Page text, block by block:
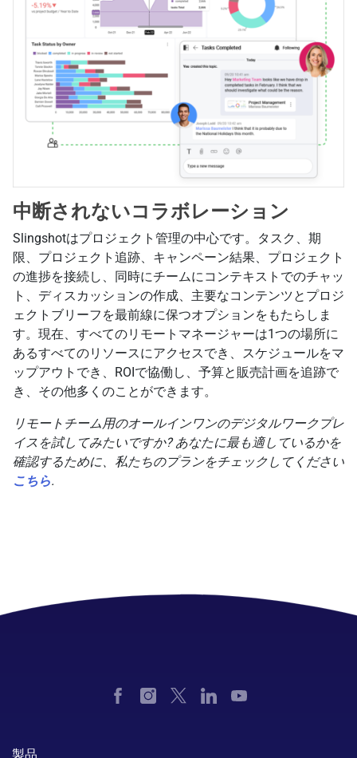
中断されないコラボレーション
Slingshotはプロジェクト管理の中心です。タスク、期
限、プロジェクト追跡、キャンペーン結果、プロジェクト
の進捗を接続し、同時にチームにコンテキストでのチャッ
ト、ディスカッションの作成、主要なコンテンツとプロジ
ェクトブリーフを最前線に保つオプションをもたらしま
す。現在、すべてのリモートマネージャーは1つの場所に
あるすべてのリソースにアクセスでき、スケジュールをマ
ップアウトでき、ROIで協働し、予算と販売計画を追跡で
き、その他多くのことができます。
リモートチーム用のオールインワンのデジタルワークプレ
イスを試してみたいですか? あなたに最も適しているかを
確認するために、私たちのプランをチェックしてください
こちら.
製品